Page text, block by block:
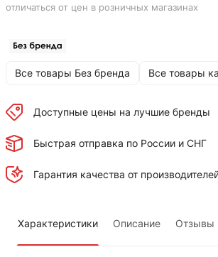
отличаться от цен в розничных магазинах
Все товары Без бренда Все товары
Доступные цены на лучшие бренды
Быстрая отправка по России и СНГ
Гарантия качества от
Характеристики Описание Отзывы